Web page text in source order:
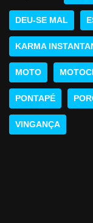
DEU-SE MAL
KARMA
MOTO
PONTAPÉ
VINGANÇA